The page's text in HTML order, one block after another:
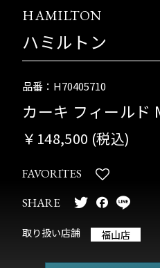
HAMILTON
ハミルトン
品番：H70405710
カーキ フィールド
￥148,500 (税込)
FAVORITES
SHARE
取り扱い店舗 福山店